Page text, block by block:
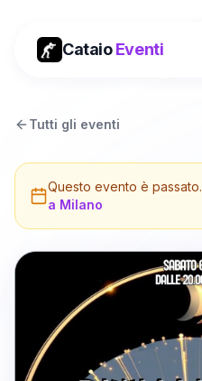
CataioEventi
Tutti gli eventi
Questo evento è passato.
a Milano